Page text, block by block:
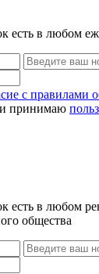
есть в любом
с правилами
принимаю
есть в любом
общества